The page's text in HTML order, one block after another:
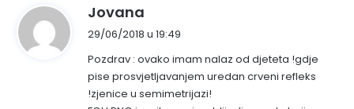
Jovana
i
s
a
29/06/2018 u 19:49
Pozdrav : ovako imam nalaz od djeteta !gdje
pise prosvjetljavanjem uredan crveni refleks
!zjenice u semimetrijazi!